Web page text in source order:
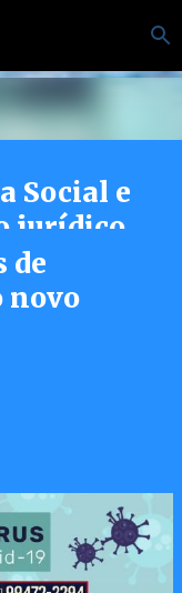
Social e
jurídico
para
de
novo